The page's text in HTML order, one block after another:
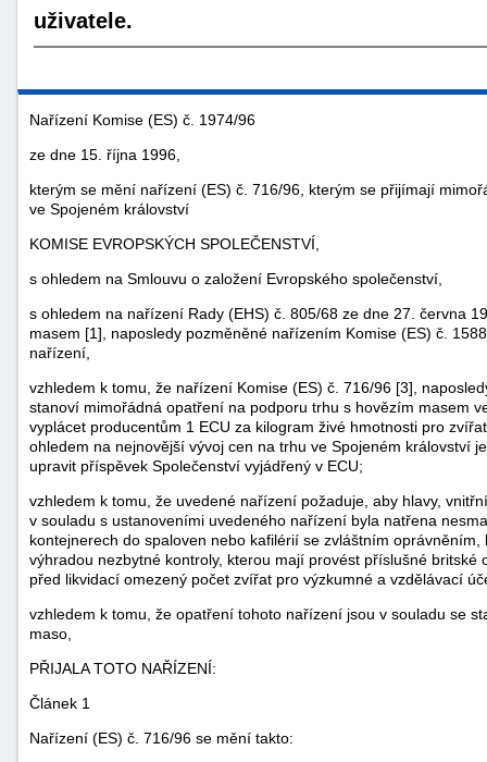
uživatele.
Nařízení Komise (ES) č. 1974/96
ze dne 15. října 1996,
kterým se mění nařízení (ES) č. 716/96, kterým se přijímají
ve Spojeném království
KOMISE EVROPSKÝCH SPOLEČENSTVÍ,
s ohledem na Smlouvu o založení Evropského společenství,
s ohledem na nařízení Rady (EHS) č. 805/68 ze dne 27. června
masem [1], naposledy pozměněné nařízením Komise (ES) č.
nařízení,
vzhledem k tomu, že nařízení Komise (ES) č. 716/96 [3],
stanoví mimořádná opatření na podporu trhu s hovězím masem
vyplácet producentům 1 ECU za kilogram živé hmotnosti pro
ohledem na nejnovější vývoj cen na trhu ve Spojeném království
upravit příspěvek Společenství vyjádřený v ECU;
vzhledem k tomu, že uvedené nařízení požaduje, aby hlavy,
v souladu s ustanoveními uvedeného nařízení byla natřena
kontejnerech do spaloven nebo kafilérií se zvláštním
výhradou nezbytné kontroly, kterou mají provést příslušné
před likvidací omezený počet zvířat pro výzkumné a vzdělávací
vzhledem k tomu, že opatření tohoto nařízení jsou v souladu se
maso,
PŘIJALA TOTO NAŘÍZENÍ:
Článek 1
Nařízení (ES) č. 716/96 se mění takto:
náhrady